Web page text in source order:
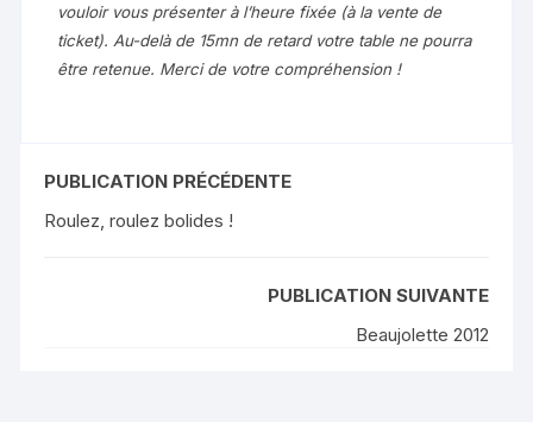
vouloir vous présenter à l’heure fixée (à la vente de
ticket). Au-delà de 15mn de retard votre table ne pourra
être retenue. Merci de votre compréhension !
PUBLICATION PRÉCÉDENTE
Roulez, roulez bolides !
PUBLICATION SUIVANTE
Beaujolette 2012